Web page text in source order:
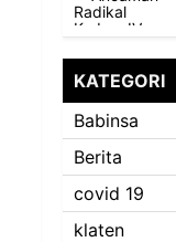
KATEGORI
Babinsa
Berita
covid 19
klaten